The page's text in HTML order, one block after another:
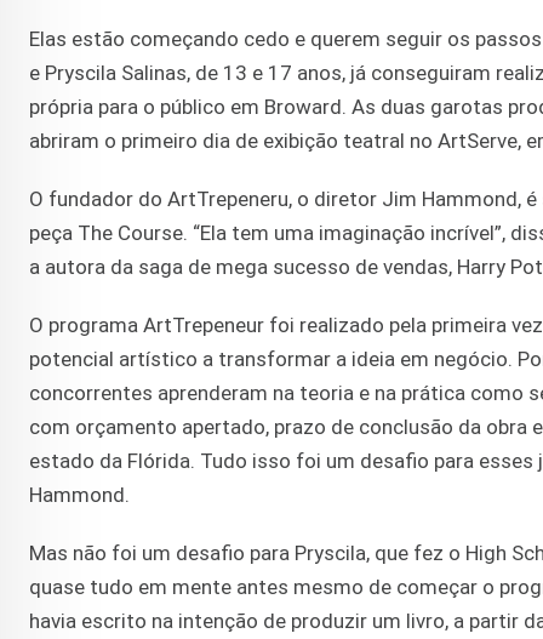
Elas estão começando cedo e querem seguir os
e Pryscila Salinas, de 13 e 17 anos, já conseguiram
própria para o público em Broward. As duas garotas
abriram o primeiro dia de exibição teatral no ArtServe,
O fundador do ArtTrepeneru, o diretor Jim Hammond,
peça The Course. “Ela tem uma imaginação incrível”,
a autora da saga de mega sucesso de vendas, Harry
O programa ArtTrepeneur foi realizado pela primeira
potencial artístico a transformar a ideia em negócio.
concorrentes aprenderam na teoria e na prática como
com orçamento apertado, prazo de conclusão da obra
estado da Flórida. Tudo isso foi um desafio para
Hammond.
Mas não foi um desafio para Pryscila, que fez o High
quase tudo em mente antes mesmo de começar o
havia escrito na intenção de produzir um livro, a partir